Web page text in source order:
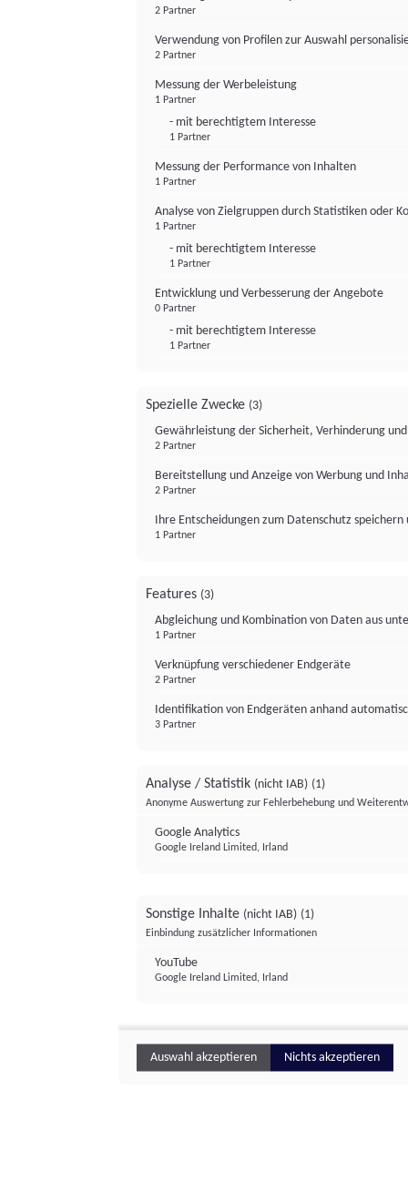
2 Partner
Verwendung von Profilen zur Auswahl
2 Partner
Messung der Werbeleistung
1 Partner
- mit berechtigtem Interesse
1 Partner
Messung der Performance von Inhalten
1 Partner
Analyse von Zielgruppen durch Statistiken oder
1 Partner
- mit berechtigtem Interesse
1 Partner
Entwicklung und Verbesserung der Angebote
0 Partner
- mit berechtigtem Interesse
1 Partner
Spezielle Zwecke (3)
Gewährleistung der Sicherheit, Verhinderung
2 Partner
Bereitstellung und Anzeige von Werbung und
2 Partner
Ihre Entscheidungen zum Datenschutz
1 Partner
Features (3)
Abgleichung und Kombination von Daten aus
1 Partner
Verknüpfung verschiedener Endgeräte
2 Partner
Identifikation von Endgeräten anhand
3 Partner
Analyse / Statistik (nicht IAB) (1)
Anonyme Auswertung zur Fehlerbehebung und
Google Analytics
Google Ireland Limited, Irland
Sonstige Inhalte (nicht IAB) (1)
Einbindung zusätzlicher Informationen
YouTube
Google Ireland Limited, Irland
Auswahl akzeptieren Nichts akzeptieren